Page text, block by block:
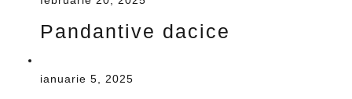
Pandantive dacice
ianuarie 5, 2025